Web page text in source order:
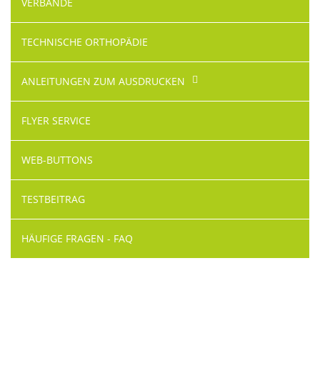
TECHNISCHE ORTHOPÄDIE
ANLEITUNGEN ZUM AUSDRUCKEN
FLYER SERVICE
WEB-BUTTONS
TESTBEITRAG
HÄUFIGE FRAGEN - FAQ